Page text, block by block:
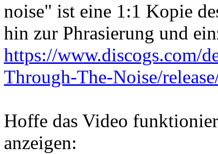
noise" ist eine 1:1 Kopie
hin zur Phrasierung und
https://www.discogs.com/
Through-The-Noise/
Hoffe das Video
anzeigen: